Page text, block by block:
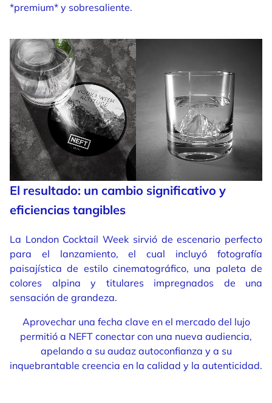
*premium* y sobresaliente.
El resultado: un cambio significativo y
eficiencias tangibles
La London Cocktail Week sirvió de escenario perfecto
para el lanzamiento, el cual incluyó fotografía
paisajística de estilo cinematográfico, una paleta de
colores alpina y titulares impregnados de una
sensación de grandeza.
Aprovechar una fecha clave en el mercado del lujo
permitió a NEFT conectar con una nueva audiencia,
apelando a su audaz autoconfianza y a su
inquebrantable creencia en la calidad y la autenticidad.